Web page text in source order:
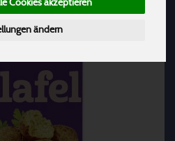
Cookies akzeptieren
ändern